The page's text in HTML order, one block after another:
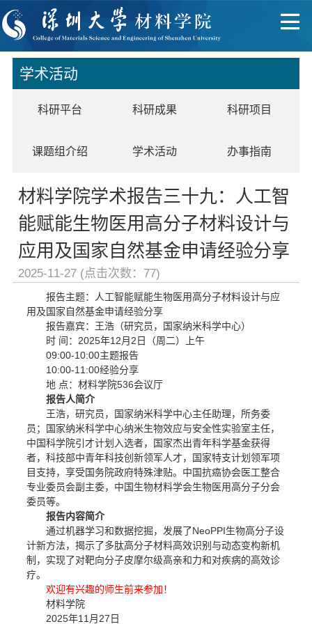
学术活动
科研平台 科研成果 科研项目
课题组介绍 学术活动 办事指南
材料学院学术报告三十九：人工智
能赋能生物医用高分子材料设计与
应用及国家自然基金申请经验分享
2025-11-27 (点击次数： 77)
报告主题：人工智能赋能生物医用高分子材料设计与应
用及国家自然基金申请经验分享
报告嘉宾：王浩（研究员，国家纳米科学中心）
时 间：2025年12月2日（周二）上午
09:00-10:00主题报告
10:00-11:00经验分享
地 点：材料学院536会议厅
报告人简介
王浩，研究员，国家纳米科学中心主任助理，所务委
员；国家纳米科学中心纳米生物效应与安全性实验室主任，
中国科学院引才计划入选者，国家杰出青年科学基金获得
者，科技部中青年科技创新领军人才，国家特支计划领军项
目支持，享受国务院政府特殊津贴。中国抗癌协会医工整合
专业委员会副主委，中国生物材料学会生物医用高分子分会
委员等。
报告内容简介
通过机器学习和数据挖掘，发展了NeoPPI生物高分子设
计新方法，揭示了多肽高分子材料高效识别与动态变构新机
制，实现了对靶向分子皮摩尔级高亲和力和对疾病的高效诊
疗。
欢迎有兴趣的师生前来参加！
材料学院
2025年11月27日